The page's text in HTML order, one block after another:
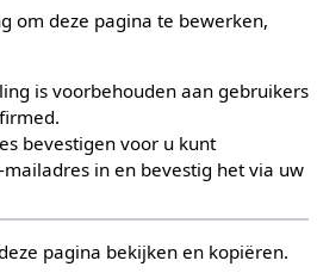
om deze pagina te bewerken,
is voorbehouden aan gebruikers
bevestigen voor u kunt
in en bevestig het via uw
pagina bekijken en kopiëren.